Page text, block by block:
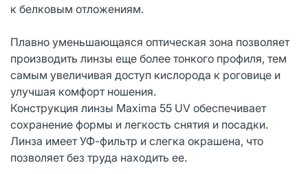
к белковым отложениям.
Плавно уменьшающаяся оптическая зона позволяет
производить линзы еще более тонкого профиля, тем
самым увеличивая доступ кислорода к роговице и
улучшая комфорт ношения.
Конструкция линзы Maxima 55 UV обеспечивает
сохранение формы и легкость снятия и посадки.
Линза имеет УФ-фильтр и слегка окрашена, что
позволяет без труда находить ее.